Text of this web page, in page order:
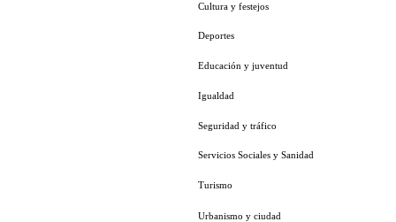
Cultura y festejos
Deportes
Educación y juventud
Igualdad
Seguridad y tráfico
Servicios Sociales y Sanidad
Turismo
Urbanismo y ciudad